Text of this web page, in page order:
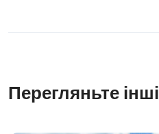
Перегляньте